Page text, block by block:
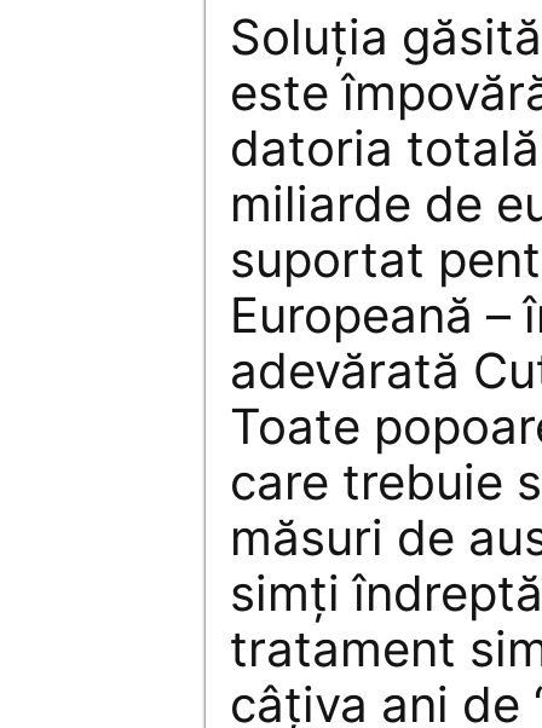
Soluţia
este
datoria
miliarde de
suportat
Europeană –
adevărată
Toate
care trebuie
măsuri de
simţi
tratament
câţiva ani de